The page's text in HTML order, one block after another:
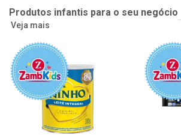
Produtos infantis para o seu negócio
Veja mais